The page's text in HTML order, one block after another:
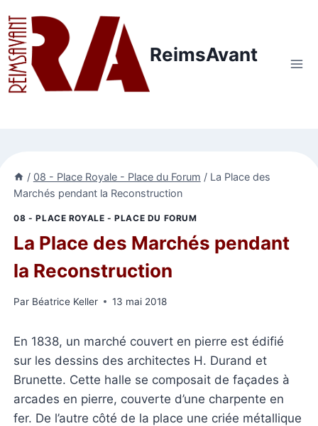
au
contenu
ReimsAvant
/ 08 - Place Royale - Place du Forum / La Place des
Marchés pendant la Reconstruction
08 - PLACE ROYALE - PLACE DU FORUM
La Place des Marchés pendant
la Reconstruction
Par Béatrice Keller 13 mai 2018
En 1838, un marché couvert en pierre est édifié
sur les dessins des architectes H. Durand et
Brunette. Cette halle se composait de façades à
arcades en pierre, couverte d’une charpente en
fer. De l’autre côté de la place une criée métallique